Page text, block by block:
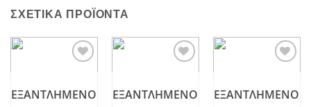
ΣΧΕΤΙΚΆ ΠΡΟΪΌΝΤΑ
ΕΞΑΝΤΛΗΜΈΝΟ ΕΞΑΝΤΛΗΜΈΝΟ ΕΞΑΝΤΛΗΜΈΝΟ